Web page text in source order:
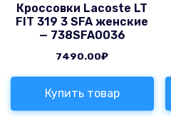
Кроссовки Lacoste LT
FIT 319 3 SFA женские
— 738SFA0036
7490.00₽
Купить товар